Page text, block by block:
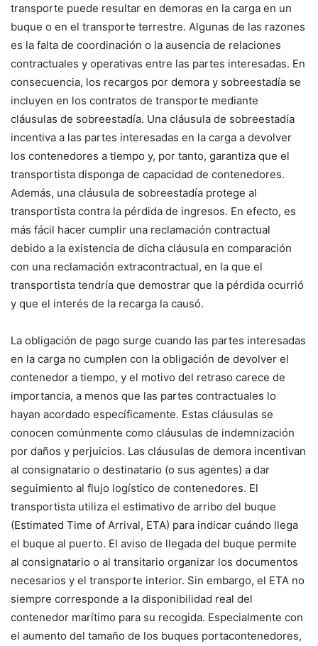
transporte puede resultar en demoras en la carga en un
buque o en el transporte terrestre. Algunas de las razones
es la falta de coordinación o la ausencia de relaciones
contractuales y operativas entre las partes interesadas. En
consecuencia, los recargos por demora y sobreestadía se
incluyen en los contratos de transporte mediante
cláusulas de sobreestadía. Una cláusula de sobreestadía
incentiva a las partes interesadas en la carga a devolver
los contenedores a tiempo y, por tanto, garantiza que el
transportista disponga de capacidad de contenedores.
Además, una cláusula de sobreestadía protege al
transportista contra la pérdida de ingresos. En efecto, es
más fácil hacer cumplir una reclamación contractual
debido a la existencia de dicha cláusula en comparación
con una reclamación extracontractual, en la que el
transportista tendría que demostrar que la pérdida ocurrió
y que el interés de la recarga la causó.
La obligación de pago surge cuando las partes interesadas
en la carga no cumplen con la obligación de devolver el
contenedor a tiempo, y el motivo del retraso carece de
importancia, a menos que las partes contractuales lo
hayan acordado específicamente. Estas cláusulas se
conocen comúnmente como cláusulas de indemnización
por daños y perjuicios. Las cláusulas de demora incentivan
al consignatario o destinatario (o sus agentes) a dar
seguimiento al flujo logístico de contenedores. El
transportista utiliza el estimativo de arribo del buque
(Estimated Time of Arrival, ETA) para indicar cuándo llega
el buque al puerto. El aviso de llegada del buque permite
al consignatario o al transitario organizar los documentos
necesarios y el transporte interior. Sin embargo, el ETA no
siempre corresponde a la disponibilidad real del
contenedor marítimo para su recogida. Especialmente con
el aumento del tamaño de los buques portacontenedores,